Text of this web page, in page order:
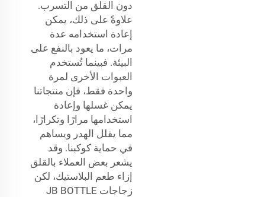
دون القلق من التسرب.
علاوةً على ذلك، يمكن
إعادة استخدامه عدة
مرات، ما يعود بالنفع على
البيئة. فبينما تُستخدم
العبوات الأخرى لمرة
واحدة فقط، فإن منتجاتنا
يمكن غسلها وإعادة
استخدامها مرارًا وتكرارًا،
مما يقلل الهدر ويساهم
في حماية كوكبنا. وقد
يشعر بعض العملاء بالقلق
إزاء طعم البلاستيك، لكن
زجاجات JB BOTTLE